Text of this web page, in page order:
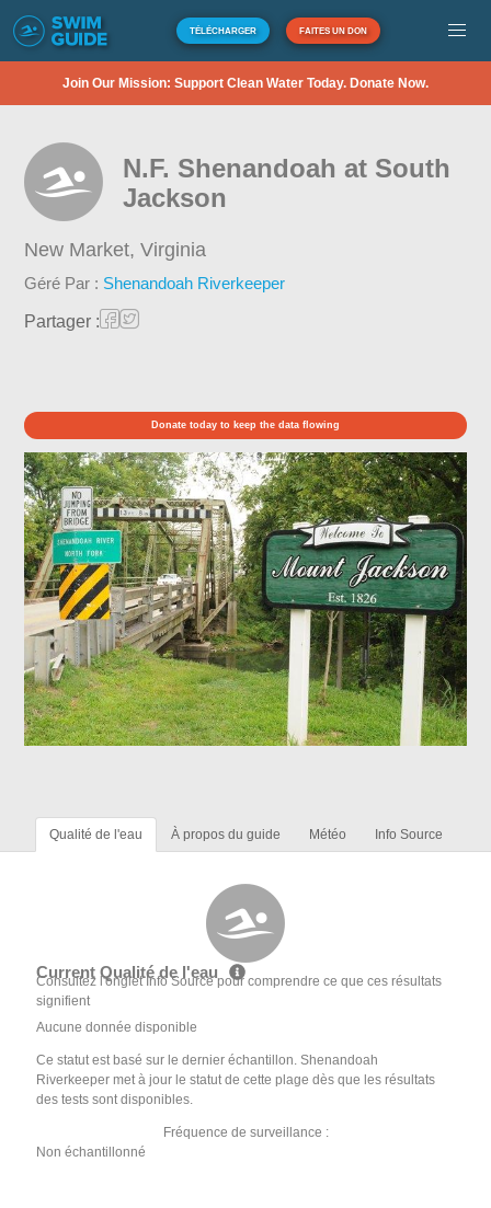
TÉLÉCHARGER FAITES UN DON
Join Our Mission: Support Clean Water Today. Donate Now.
N.F. Shenandoah at South
Jackson
New Market,Virginia
Géré Par : Shenandoah Riverkeeper
Partager :
Donate today to keep the data flowing
Qualité de l'eau À propos du guide Météo Info Source
Current Qualité de l'eau
Consultez l'onglet Info Source pour comprendre ce que ces résultats
signifient
Aucune donnée disponible
Ce statut est basé sur le dernier échantillon. Shenandoah
Riverkeeper met à jour le statut de cette plage dès que les résultats
des tests sont disponibles.
Fréquence de surveillance :
Non échantillonné